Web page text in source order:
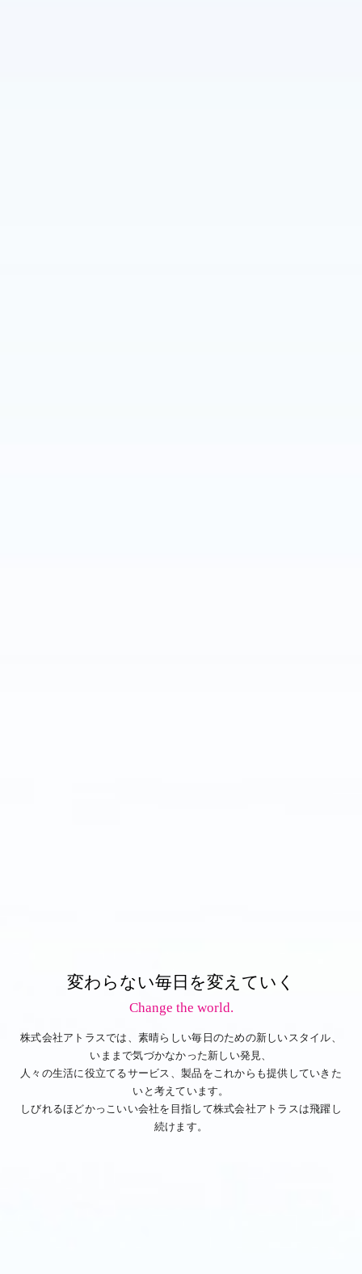
変わらない毎日を変えていく
Change the world.
株式会社アトラスでは、素晴らしい毎日のための新しいスタイル、
いままで気づかなかった新しい発見、
人々の生活に役立てるサービス、製品をこれからも提供していきた
いと考えています。
しびれるほどかっこいい会社を目指して株式会社アトラスは飛躍し
続けます。